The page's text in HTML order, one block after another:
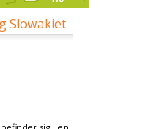
Slowakiet